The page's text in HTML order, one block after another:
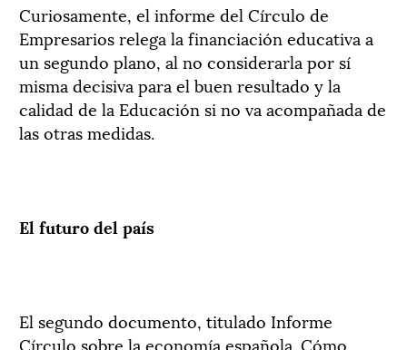
Curiosamente, el informe del Círculo de
Empresarios relega la financiación educativa a
un segundo plano, al no considerarla por sí
misma decisiva para el buen resultado y la
calidad de la Educación si no va acompañada de
las otras medidas.
El futuro del país
El segundo documento, titulado Informe
Círculo sobre la economía española. Cómo